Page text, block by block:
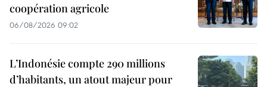
coopération agricole
06/08/2026 09:02
L’Indonésie compte 290 millions
d’habitants, un atout majeur pour